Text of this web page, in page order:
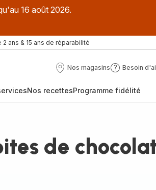
16 août 2026.
2 ans & 15 ans de réparabilité
Nos magasins
Nos
Besoin
Besoin
?
Nos recettesProgramme fidélité
de